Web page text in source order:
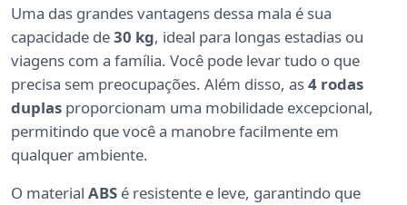
Uma das grandes vantagens dessa mala é sua
capacidade de30 kg, ideal para longas estadias ou
viagens com a família. Você pode levar tudo o que
precisa sem preocupações. Além disso, as4 rodas
duplas proporcionam uma mobilidade excepcional,
permitindo que você a manobre facilmente em
qualquer ambiente.
O material ABS é resistente e leve, garantindo que